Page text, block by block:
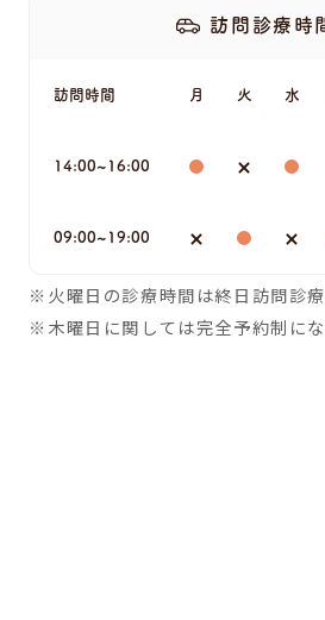
訪問診療時
訪問時間 月 火 水
14:00~16:00
09:00~19:00
火曜日の診療時間は終日訪問診療
木曜日に関しては完全予約制にな